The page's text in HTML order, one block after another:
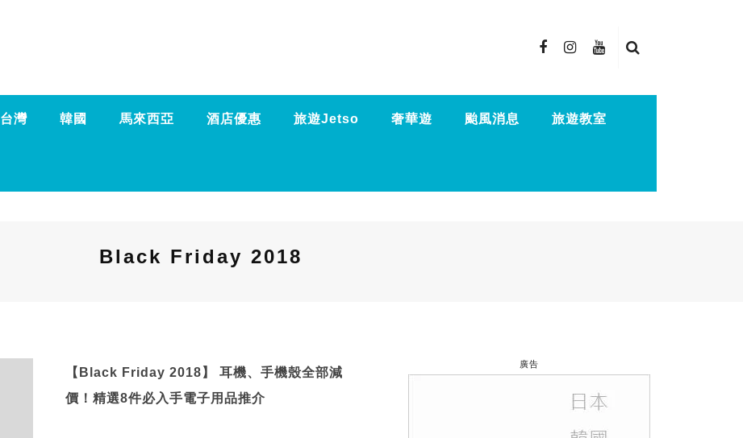
台灣 韓國 馬來西亞 酒店優惠 旅遊Jetso 奢華遊 颱風消息 旅遊教室
Black Friday 2018
【Black Friday 2018】 耳機、手機殼全部減
價！精選8件必入手電子用品推介
廣告